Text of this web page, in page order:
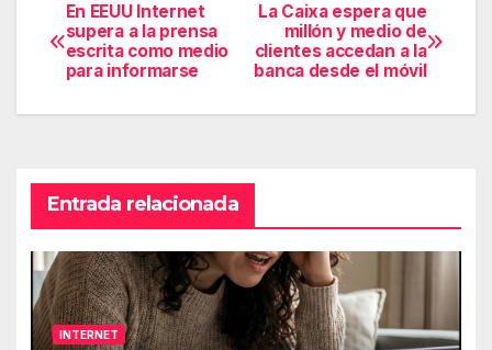
Navegación
de
entradas
La Caixa espera que
millón y medio de
clientes accedan a la
banca desde el móvil
En EEUU Internet
supera a la prensa
escrita como medio
para informarse
Entrada relacionada
INTERNET